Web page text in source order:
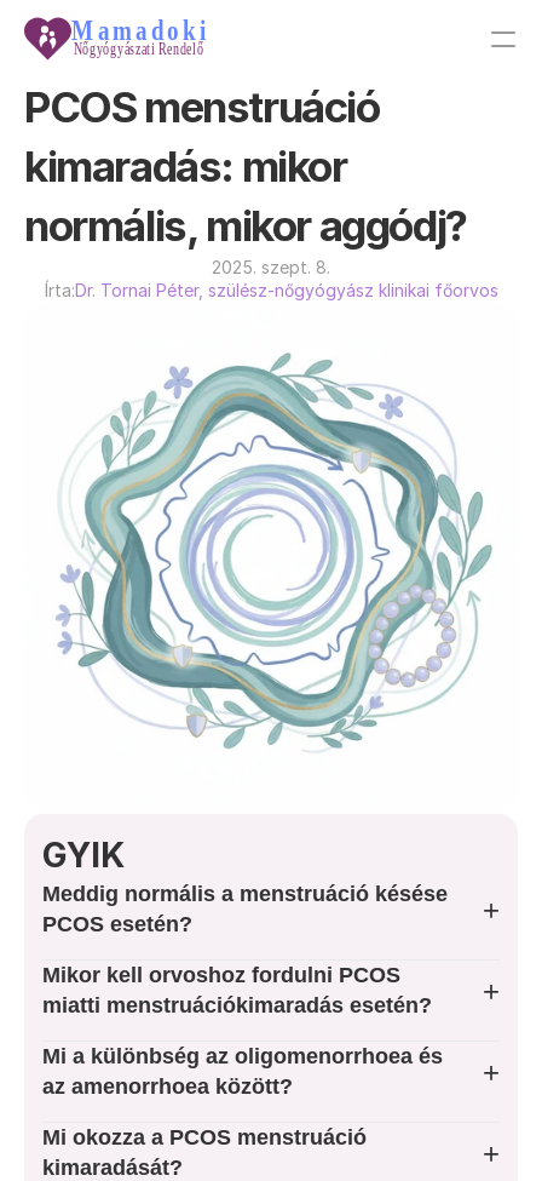
Főoldal
Rólam
Árak
Galéria
Foglaljon Időpontot
PRODUCT
Design
Content
Publish
Nőgyógyászat
Rákszűrés
PCOS menstruáció
kimaradás: mikor
normális, mikor aggódj?
2025. szept. 8.
Írta:Dr. Tornai Péter, szülész-nőgyógyász klinikai főorvos
GYIK
Meddig normális a menstruáció késése
PCOS esetén?
+
Mikor kell orvoshoz fordulni PCOS
miatti menstruációkimaradás esetén?
+
Mi a különbség az oligomenorrhoea és
az amenorrhoea között?
+
Mi okozza a PCOS menstruáció
kimaradását?
+